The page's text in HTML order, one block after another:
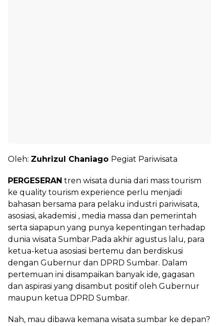
Oleh: Zuhrizul Chaniago Pegiat Pariwisata
PERGESERAN tren wisata dunia dari mass tourism
ke quality tourism experience perlu menjadi
bahasan bersama para pelaku industri pariwisata,
asosiasi, akademisi , media massa dan pemerintah
serta siapapun yang punya kepentingan terhadap
dunia wisata Sumbar.Pada akhir agustus lalu, para
ketua-ketua asosiasi bertemu dan berdiskusi
dengan Gubernur dan DPRD Sumbar. Dalam
pertemuan ini disampaikan banyak ide, gagasan
dan aspirasi yang disambut positif oleh Gubernur
maupun ketua DPRD Sumbar.
Nah, mau dibawa kemana wisata sumbar ke depan?